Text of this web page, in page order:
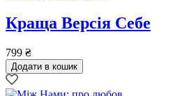
Краща Версія Себе
799 ₴
Додати в кошик